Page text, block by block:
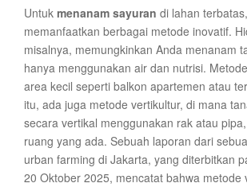
Untuk menanam sayuran di lahan
memanfaatkan berbagai metode inovatif.
misalnya, memungkinkan Anda menanam
hanya menggunakan air dan nutrisi.
area kecil seperti balkon apartemen atau
itu, ada juga metode vertikultur, di mana
secara vertikal menggunakan rak atau
ruang yang ada. Sebuah laporan dari
urban farming di Jakarta, yang diterbitkan
20 Oktober 2025, mencatat bahwa metode